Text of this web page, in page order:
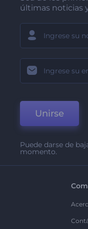
últimas noticias
Unirse
Puede darse de
momento.